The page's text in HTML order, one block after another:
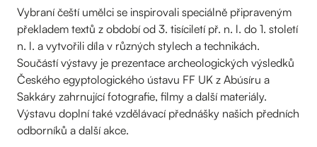
Vybraní čeští umělci se inspirovali speciálně připraveným
překladem textů z období od 3. tisíciletí př. n. l. do 1. století
n. l. a vytvořili díla v různých stylech a technikách.
Součástí výstavy je prezentace archeologických výsledků
Českého egyptologického ústavu FF UK z Abúsíru a
Sakkáry zahrnující fotografie, filmy a další materiály.
Výstavu doplní také vzdělávací přednášky našich předních
odborníků a další akce.